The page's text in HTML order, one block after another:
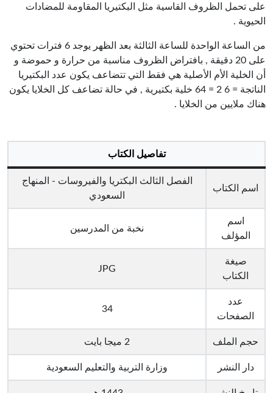
على تحمل الظروف القاسية مثل البكتيريا المقاومة للمضادات
الحيوية .
من الساعة الواحدة للساعة الثالثة بعد الظهر يوجد 6 فترات تحتوي
على 20 دقيقة , بافتراض الظروف مناسبة من حرارة و حموضة و
أن الخلية الأم الأصلية هي فقط التي تتضاعف يكون عدد البكتيريا
الناتجة = 6 2 = 64 خلية بكتيرية , في حالة تضاعف كل الخلايا يكون
هناك ملايين من الخلايا .
تفاصيل الكتاب
اسم الكتاب
الفصل الثالث البكتريا والفيروسات - المنهاج
السعودي
اسم
المؤلف
نخبة من المدرسين
صيغة
الكتاب
JPG
عدد
الصفحات
34
حجم الملف 2 ميجا بايت
دار النشر وزارة التربية والتعليم السعودية